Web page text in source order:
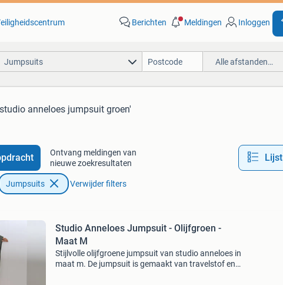
Berichten Meldingen Inloggen
Jumpsuits Alle afstanden…
anneloes jumpsuit groen'
Ontvang meldingen van
nieuwe zoekresultaten
Lijst
Jumpsuits Verwijder filters
Studio Anneloes Jumpsuit - Olijfgroen -
Maat M
Stijlvolle olijfgroene jumpsuit van studio anneloes in
maat m. De jumpsuit is gemaakt van travelstof en